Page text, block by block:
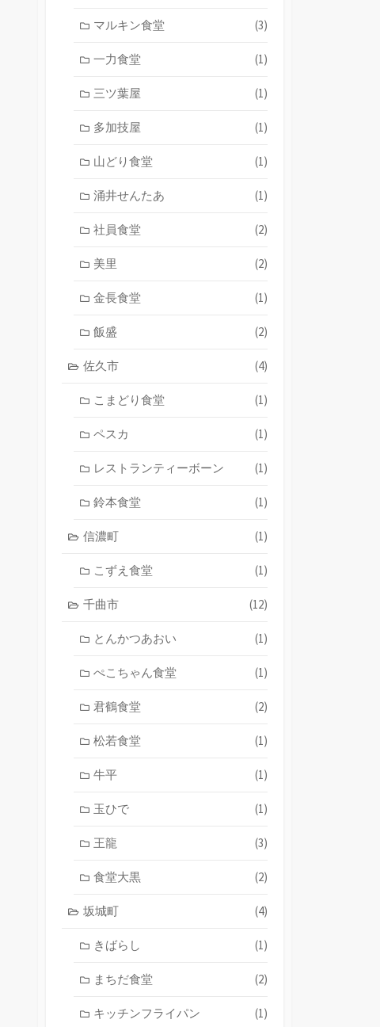
マルキン食堂 (3)
一力食堂 (1)
三ツ葉屋 (1)
多加技屋 (1)
山どり食堂 (1)
涌井せんたあ (1)
社員食堂 (2)
美里 (2)
金長食堂 (1)
飯盛 (2)
佐久市 (4)
こまどり食堂 (1)
ペスカ (1)
レストランティーボーン (1)
鈴本食堂 (1)
信濃町 (1)
こずえ食堂 (1)
千曲市 (12)
とんかつあおい (1)
ぺこちゃん食堂 (1)
君鶴食堂 (2)
松若食堂 (1)
牛平 (1)
玉ひで (1)
王龍 (3)
食堂大黒 (2)
坂城町 (4)
きばらし (1)
まちだ食堂 (2)
キッチンフライパン (1)